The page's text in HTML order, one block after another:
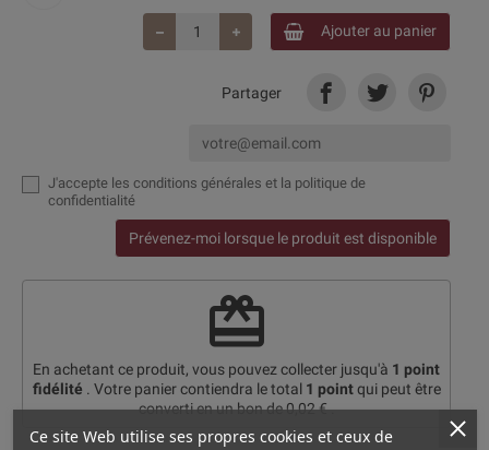
Ajouter au panier
Partager
J'accepte les conditions générales et la politique de
confidentialité
Prévenez-moi lorsque le produit est disponible
redeem
En achetant ce produit, vous pouvez collecter jusqu'à 1 point
fidélité . Votre panier contiendra le total 1 pointqui peut être
converti en un bon de0,02 €.
Ce site Web utilise ses propres cookies et ceux de